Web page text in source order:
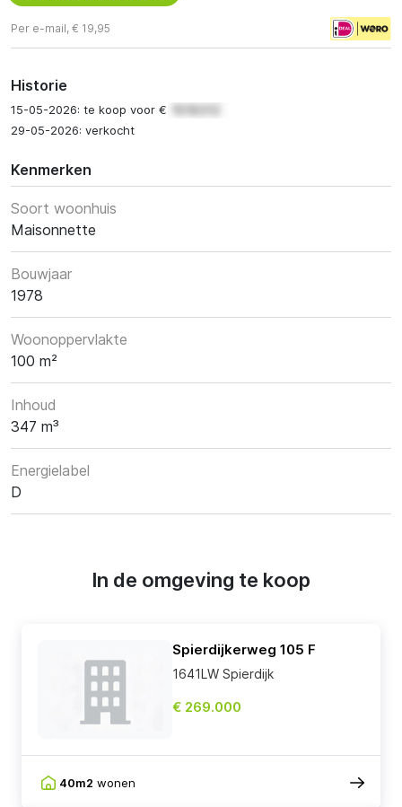
Per e-mail, € 19,95
Historie
15-05-2026: te koop voor €
29-05-2026: verkocht
Kenmerken
Soort woonhuis
Maisonnette
Bouwjaar
1978
Woonoppervlakte
100 m²
Inhoud
347 m³
Energielabel
D
In de omgeving te koop
Spierdijkerweg 105 F
1641LW Spierdijk
€ 269.000
40m2 wonen